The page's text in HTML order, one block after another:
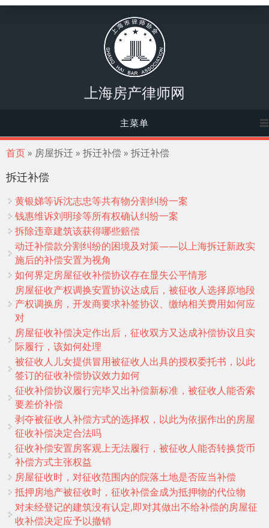
上海房产律师网
主菜单
你在这里
首页» 房屋拆迁 » 拆迁补偿 » 拆迁补偿
拆迁补偿
黄银娣等诉沈志忠等共有物分割纠纷一案
钱惠维诉刘明珍等所有权确认纠纷一案
拆除违章建筑该获得哪些赔偿
动迁补偿款分割纠纷的困境及对策——以上海拆迁新政实
施后的补偿安置为视角
如何界定房屋征收补偿协议存在显失公平情形
房屋征收产权调换安置协议达成后，被征收人选择原地段
产权调换房，开发商要求补签协议、缴纳相关费用如何应
对
房屋征收补偿决定作出后，征收双方又达成补偿协议且实
际履行，该如何处理
被征收人儿女提供冒用被征收人出具的授权委托书，以此
签订的征收补偿协议效力如何
征收补偿协议履行完毕又出补偿新标准，被征收人能否索
要差价补偿
剥夺被征收人补偿方式的选择权，以此为依据作出的房屋
征收补偿决定合法吗
征收补偿安置房客观上无法履行，被征收人能否转换货币
补偿方式主张权益
房屋征收时，对征收范围内的院落土地是否应当补偿
抵押房地产被征收时，征收补偿金成为抵押物的代位物
对未经登记的建筑没有认定,即对其做出不给补偿的房屋征
收补偿决定应予以撤销